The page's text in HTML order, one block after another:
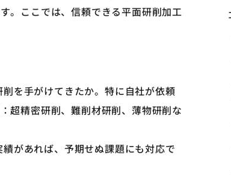
。ここでは、信頼できる平面研削加工
を手がけてきたか。特に自社が依頼
超精密研削、難削材研削、薄物研削な
があれば、予期せぬ課題にも対応で